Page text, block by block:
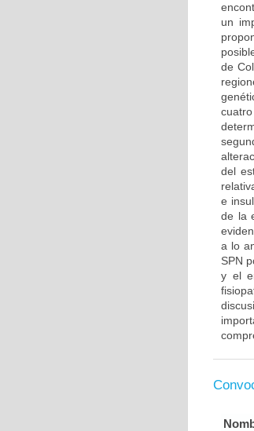
un
de
del
e
de la
a lo
SPN
y el